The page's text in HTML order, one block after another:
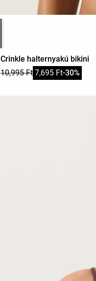
Termékszínek listája
Crinkle halternyakú bikini
10,995 Ft 7,695 Ft-30%